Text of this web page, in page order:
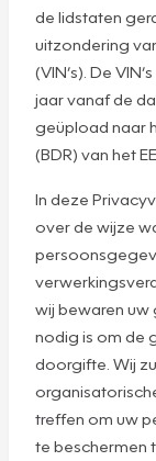
de lidstaten
uitzondering
(VIN’s). De
jaar vanaf de
geüpload naar
(BDR) van het
In deze
over de wijze
wij bewaren uw
nodig is om de
doorgifte. Wij
treffen om uw
te beschermen